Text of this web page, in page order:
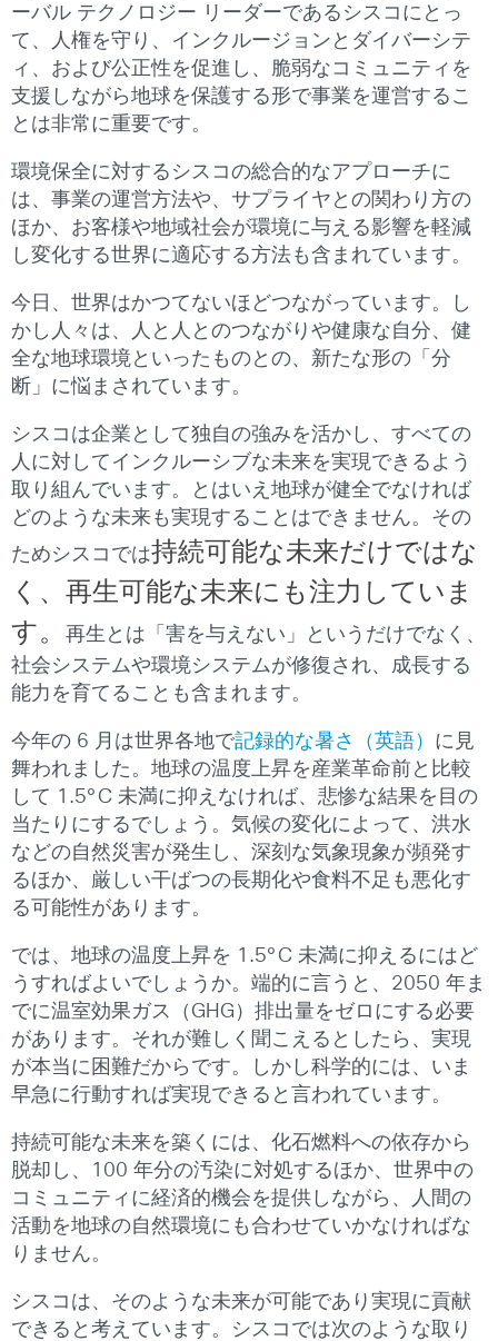
ーバル テクノロジー リーダーであるシスコにとっ
て、人権を守り、インクルージョンとダイバーシテ
ィ、および公正性を促進し、脆弱なコミュニティを
支援しながら地球を保護する形で事業を運営するこ
とは非常に重要です。
環境保全に対するシスコの総合的なアプローチに
は、事業の運営方法や、サプライヤとの関わり方の
ほか、お客様や地域社会が環境に与える影響を軽減
し変化する世界に適応する方法も含まれています。
今日、世界はかつてないほどつながっています。し
かし人々は、人と人とのつながりや健康な自分、健
全な地球環境といったものとの、新たな形の「分
断」に悩まされています。
シスコは企業として独自の強みを活かし、すべての
人に対してインクルーシブな未来を実現できるよう
取り組んでいます。とはいえ地球が健全でなければ
どのような未来も実現することはできません。その
ためシスコでは持続可能な未来だけではな
く、再生可能な未来にも注力していま
す。
再生とは「害を与えない」というだけでなく、
社会システムや環境システムが修復され、成長する
能力を育てることも含まれます。
今年の 6 月は世界各地で記録的な暑さ（英語） に見
舞われました。地球の温度上昇を産業革命前と比較
して 1.5°C 未満に抑えなければ、悲惨な結果を目の
当たりにするでしょう。気候の変化によって、洪水
などの自然災害が発生し、深刻な気象現象が頻発す
るほか、厳しい干ばつの長期化や食料不足も悪化す
る可能性があります。
では、地球の温度上昇を 1.5°C 未満に抑えるにはど
うすればよいでしょうか。端的に言うと、2050 年ま
でに温室効果ガス（GHG）排出量をゼロにする必要
があります。それが難しく聞こえるとしたら、実現
が本当に困難だからです。しかし科学的には、いま
早急に行動すれば実現できると言われています。
持続可能な未来を築くには、化石燃料への依存から
脱却し、100 年分の汚染に対処するほか、世界中の
コミュニティに経済的機会を提供しながら、人間の
活動を地球の自然環境にも合わせていかなければな
りません。
シスコは、そのような未来が可能であり実現に貢献
できると考えています。シスコでは次のような取り